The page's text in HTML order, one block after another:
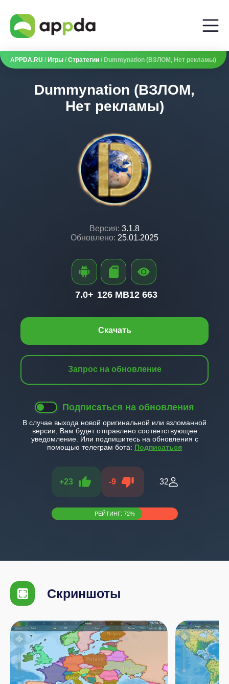
APPDA.RU / Игры / Стратегии / Dummynation (ВЗЛОМ, Нет рекламы)
Dummynation (ВЗЛОМ,
Нет рекламы)
Версия: 3.1.8
Обновлено: 25.01.2025
Скачать
Запрос на обновление
Подписаться на обновления
В случае выхода новой оригинальной или взломанной
версии, Вам будет отправлено соответствующее
уведомление. Или подпишитесь на обновления с
помощью телеграм бота: Подписаться
+23 -9 32
РЕЙТИНГ: 72%
7.0+ 126 MB12 663
Скриншоты